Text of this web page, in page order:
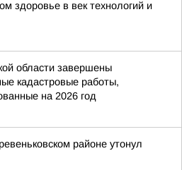
здоровье в век технологий и
области завершены
кадастровые работы,
на 2026 год
районе утонул